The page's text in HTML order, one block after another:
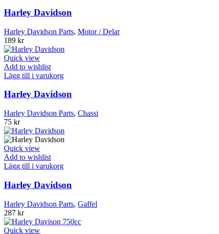
Harley Davidson
Harley Davidson Parts, Motor / Delar
189 kr
Quick view
Add to wishlist
Lägg till i varukorg
Harley Davidson
Harley Davidson Parts, Chassi
75 kr
Quick view
Add to wishlist
Lägg till i varukorg
Harley Davidson
Harley Davidson Parts, Gaffel
287 kr
Quick view